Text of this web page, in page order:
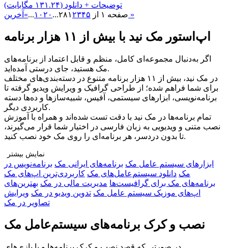
توضیحات + دانلود (۱۳۱.۲۴ مگابایت)
صفحه ۱ از ۲۸
۱۲۳۴۵ ... ۱۰۲۰ ...
» آخرین »
اپ‌استور مک نید با بیش از ۱۱ هزار برنامه
اگر به‌دنبال مجموعه‌ای کامل، منظم و قابل اعتماد از برنامه‌های
مک هستید، جای درستی آمده‌اید.
در مک نید، بیش از ۱۱ هزار برنامه متنوع در دسته‌بندی‌های مختلف
برای شما فراهم شده؛ از طراحی گرافیک و ویرایش ویدیو گرفته تا
برنامه‌نویسی، ابزارهای سیستمی، آفیس، شبیه‌سازها و ده‌ها دسته
کاربردی دیگر.
تمام برنامه‌ها در مک نید با دقت تست شده‌اند و همراه با آموزش
نصب متنی و ویدیویی به زبان فارسی در اختیار شما قرار می‌گیرند،
تا بدون دردسر، هر برنامه‌ای را روی مک خود نصب کنید.
چرا مک نید را انتخاب کنید؟
🔹 تنوع بی‌نظیر: دسترسی به هزاران برنامه در دسته‌بندی‌های
مختلف برای هر نوع نیاز
🔹 راهنمای نصب کامل: آموزش قدم‌به‌قدم متنی و ویدیویی برای هر
برنامه
🔹 پشتیبانی اختصاصی و نصب رایگان: اگر به مشکلی برخوردید، تیم
ما همراه شماست
نمایش بیشتر
ابزار‌های سیستم عامل مک برنامه‌های ایرانی مک برنامه‌نویس در
مک دانلود سیستم‌عامل‌های مک کاربردی‌ترین اپ‌های مک
برنامه‌های مک برای گرافیست‌ها مدیریت مالی در مک بهترین‌های
اپ‌های موزیک سیستم عامل مک تدوین ویدیو در مک ویرایش
تصاویر در مک
نصب و کرک برنامه‌های سیستم‌عامل مک